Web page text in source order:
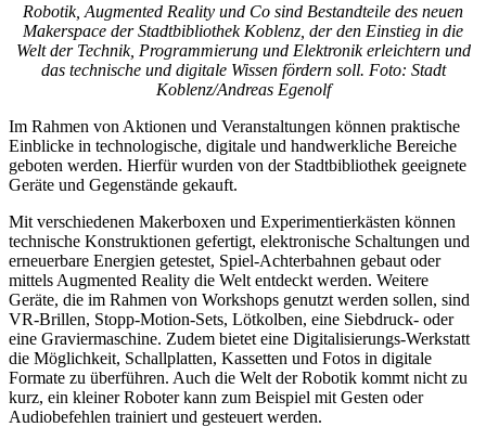
Robotik, Augmented Reality und Co sind Bestandteile des neuen
Makerspace der Stadtbibliothek Koblenz, der den Einstieg in die
Welt der Technik, Programmierung und Elektronik erleichtern und
das technische und digitale Wissen fördern soll. Foto: Stadt
Koblenz/Andreas Egenolf
Im Rahmen von Aktionen und Veranstaltungen können praktische
Einblicke in technologische, digitale und handwerkliche Bereiche
geboten werden. Hierfür wurden von der Stadtbibliothek geeignete
Geräte und Gegenstände gekauft.
Mit verschiedenen Makerboxen und Experimentierkästen können
technische Konstruktionen gefertigt, elektronische Schaltungen und
erneuerbare Energien getestet, Spiel-Achterbahnen gebaut oder
mittels Augmented Reality die Welt entdeckt werden. Weitere
Geräte, die im Rahmen von Workshops genutzt werden sollen, sind
VR-Brillen, Stopp-Motion-Sets, Lötkolben, eine Siebdruck- oder
eine Graviermaschine. Zudem bietet eine Digitalisierungs-Werkstatt
die Möglichkeit, Schallplatten, Kassetten und Fotos in digitale
Formate zu überführen. Auch die Welt der Robotik kommt nicht zu
kurz, ein kleiner Roboter kann zum Beispiel mit Gesten oder
Audiobefehlen trainiert und gesteuert werden.